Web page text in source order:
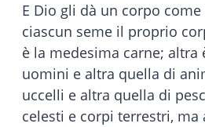
E Dio gli dà un corpo
ciascun seme il proprio
è la medesima carne; altra
uomini e altra quella di
uccelli e altra quella di
celesti e corpi terrestri, ma